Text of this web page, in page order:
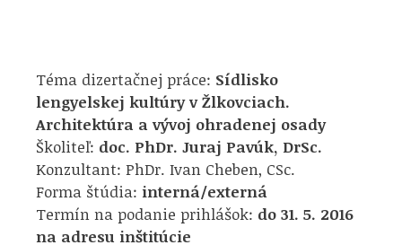
Téma dizertačnej práce: Sídlisko
lengyelskej kultúry v Žlkovciach.
Architektúra a vývoj ohradenej osady
Školiteľ: doc. PhDr. Juraj Pavúk, DrSc.
Konzultant: PhDr. Ivan Cheben, CSc.
Forma štúdia: interná/externá
Termín na podanie prihlášok: do 31. 5. 2016
na adresu inštitúcie